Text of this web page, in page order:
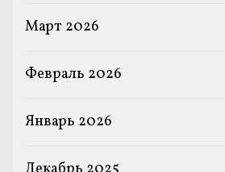
Март 2026
Февраль 2026
Январь 2026